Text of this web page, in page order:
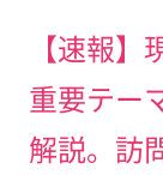
【速報
重要テー
解説。 訪